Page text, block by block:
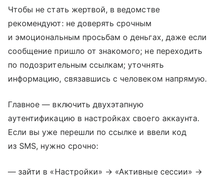
Чтобы не стать жертвой, в ведомстве
рекомендуют: не доверять срочным
и эмоциональным просьбам о деньгах, даже если
сообщение пришло от знакомого; не переходить
по подозрительным ссылкам; уточнять
информацию, связавшись с человеком напрямую.
Главное — включить двухэтапную
аутентификацию в настройках своего аккаунта.
Если вы уже перешли по ссылке и ввели код
из SMS, нужно срочно:
— зайти в «Настройки» → «Активные сессии» →